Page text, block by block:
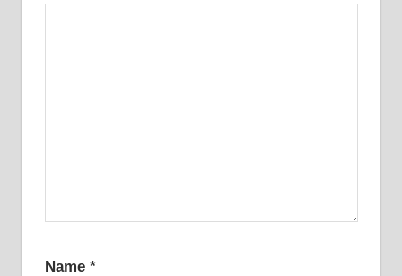
Name *